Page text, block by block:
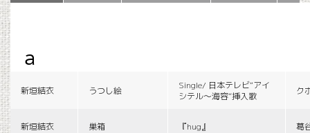
a
新垣結衣 うつし絵
Single/ 日本テレビ“アイ
シテル〜海容”挿入歌
ク
新垣結衣 巣箱 『hug』 葛